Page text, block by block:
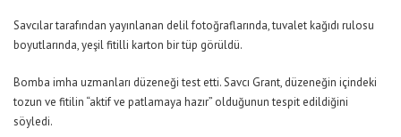
Savcılar tarafından yayınlanan delil fotoğraflarında, tuvalet kağıdı rulosu
boyutlarında, yeşil fitilli karton bir tüp görüldü.
Bomba imha uzmanları düzeneği test etti. Savcı Grant, düzeneğin içindeki
tozun ve fitilin “aktif ve patlamaya hazır” olduğunun tespit edildiğini
söyledi.